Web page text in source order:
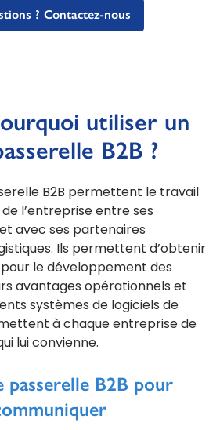
? Contactez-nous
utiliser un
B2B ?
B2B permettent le travail
l’entreprise entre ses
avec ses partenaires
Ils permettent d’obtenir
le développement des
avantages opérationnels et
systèmes de logiciels de
à chaque entreprise de
lui convienne.
passerelle B2B pour